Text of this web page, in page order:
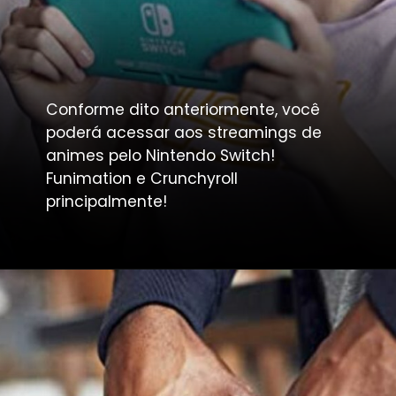
Conforme dito anteriormente, você
poderá acessar aos streamings de
animes pelo Nintendo Switch!
Funimation e Crunchyroll
principalmente!